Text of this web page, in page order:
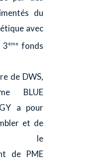
du
avec
3èmefonds
de DWS,
BLUE
a pour
et de
le
de PME